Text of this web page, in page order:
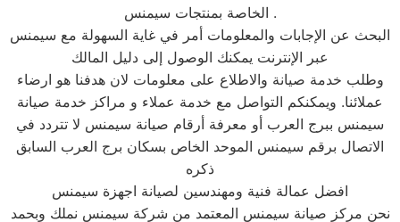
الخاصة بمنتجات سيمنس .
البحث عن الإجابات والمعلومات أمر في غاية السهولة مع سيمنس
عبر الإنترنت يمكنك الوصول إلى دليل المالك
وطلب خدمة صيانة والاطلاع على معلومات لان هدفنا هو ارضاء
عملائنا. ويمكنكم التواصل مع خدمة عملاء و مراكز خدمة صيانة
سيمنس ببرج العرب أو معرفة أرقام صيانة سيمنس لا تتردد في
الاتصال برقم سيمنس الموحد الخاص بسكان برج العرب السابق
ذكره
افضل عمالة فنية ومهندسين لصيانة اجهزة سيمنس
نحن مركز صيانة سيمنس المعتمد من شركة سيمنس نملك وبحمد